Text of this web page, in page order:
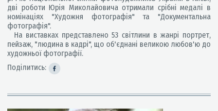
дві роботи Юрія Миколайовича отримали срібні медалі в
номінаціях "Художня фотографія" та "Документальна
фотографія".
На виставках представлено 53 світлини в жанрі портрет,
пейзаж, "людина в кадрі", що об'єднані великою любов'ю до
художньої фотографії.
Поділитись: